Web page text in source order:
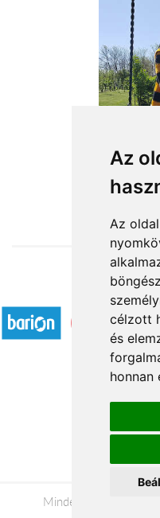
Az
Az
célzott
és
honnan
20
Minden jog